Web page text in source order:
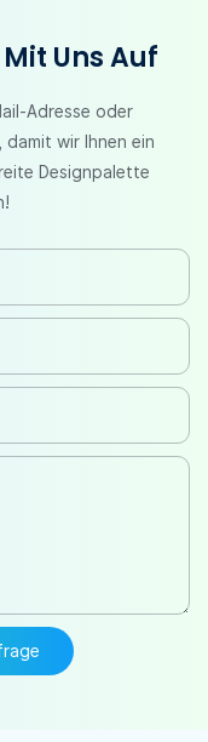
Uns Auf
Adresse oder
damit wir Ihnen ein
Designpalette